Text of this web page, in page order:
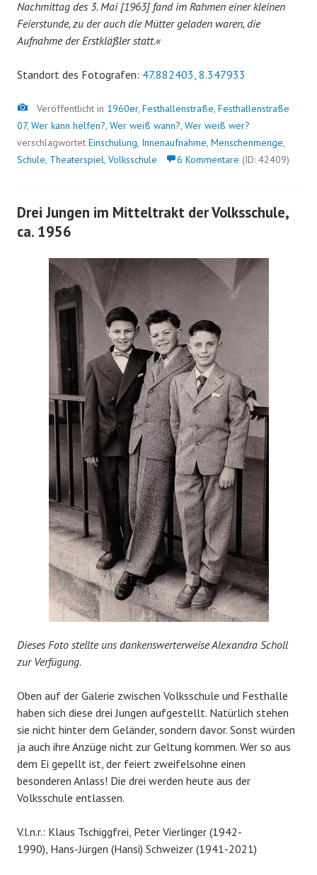
Nachmittag des 3. Mai [1963] fand im Rahmen einer kleinen
Feierstunde, zu der auch die Mütter geladen waren, die
Aufnahme der Erstkläßler statt.«
Standort des Fotografen: 47.882403, 8.347933
Bild
Veröffentlicht in 1960er, Festhallenstraße, Festhallenstraße
07, Wer kann helfen?, Wer weiß wann?, Wer weiß wer?
verschlagwortet Einschulung, Innenaufnahme, Menschenmenge,
Schule, Theaterspiel, Volksschule 6 Kommentare (ID: 42409)
Drei Jungen im Mitteltrakt der Volksschule,
ca. 1956
Dieses Foto stellte uns dankenswerterweise Alexandra Scholl
zur Verfügung.
Oben auf der Galerie zwischen Volksschule und Festhalle
haben sich diese drei Jungen aufgestellt. Natürlich stehen
sie nicht hinter dem Geländer, sondern davor. Sonst würden
ja auch ihre Anzüge nicht zur Geltung kommen. Wer so aus
dem Ei gepellt ist, der feiert zweifelsohne einen
besonderen Anlass! Die drei werden heute aus der
Volksschule entlassen.
V.l.n.r.: Klaus Tschiggfrei, Peter Vierlinger (1942-
1990), Hans-Jürgen (Hansi) Schweizer (1941-2021)